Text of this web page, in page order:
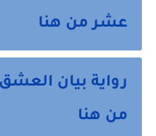
عشر من هنا
رواية بيان
من هنا